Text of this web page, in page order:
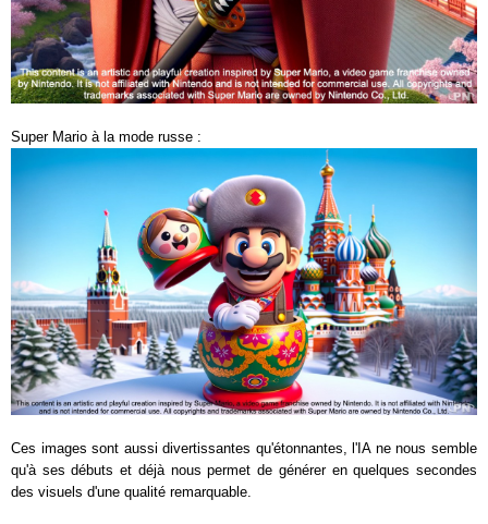
Super Mario à la mode russe :
Ces images sont aussi divertissantes qu'étonnantes, l'IA ne nous semble
qu'à ses débuts et déjà nous permet de générer en quelques secondes
des visuels d'une qualité remarquable.